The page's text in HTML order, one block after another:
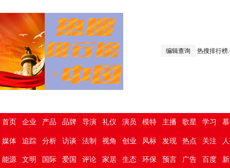
编辑查询 热搜排行榜
首页 企业 产品 品牌 导演 礼仪 演员 模特 主播 歌星 学习
媒体 追踪 分析 访谈 法制 视角 创业 风标 发现 热点 关注
能源 文明 国际 爱国 评论 家居 生态 环保 预言 广告 百度